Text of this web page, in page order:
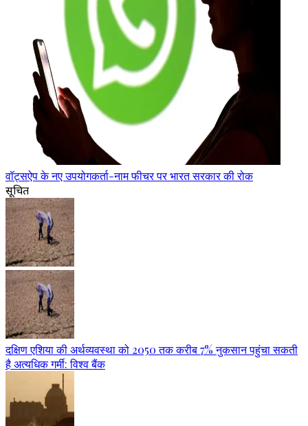
वॉट्सऐप के नए उपयोगकर्ता-नाम फीचर पर भारत सरकार की रोक
सूचित
दक्षिण एशिया की अर्थव्यवस्था को 2050 तक करीब 7% नुकसान पहुंचा सकती
है अत्यधिक गर्मी: विश्व बैंक